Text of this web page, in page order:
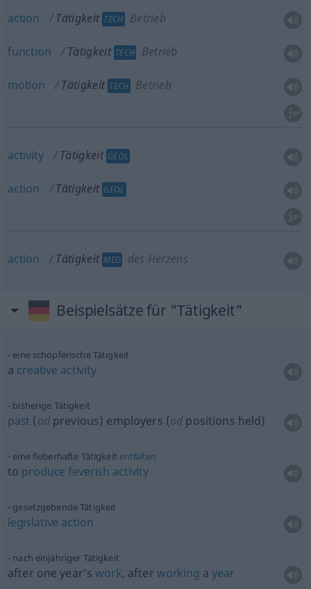
action Tätigkeit TECH Betrieb
function Tätigkeit TECH Betrieb
motion Tätigkeit TECH Betrieb
activity Tätigkeit GEOL
action Tätigkeit GEOL
action Tätigkeit MED des Herzens
Beispielsätze für "Tätigkeit"
eine schöpferische Tätigkeit
a creative activity
bisherige Tätigkeit
past (odprevious) employers (od positions held)
eine fieberhafte Tätigkeit entfalten
to produce feverish activity
gesetzgebende Tätigkeit
legislative action
nach einjähriger Tätigkeit
after one year’swork, after working ayear